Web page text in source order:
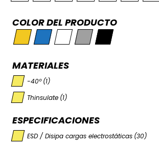
COLOR DEL PRODUCTO
MATERIALES
-40º (1)
Thinsulate (1)
ESPECIFICACIONES
ESD / Disipa cargas electrostáticas (30)